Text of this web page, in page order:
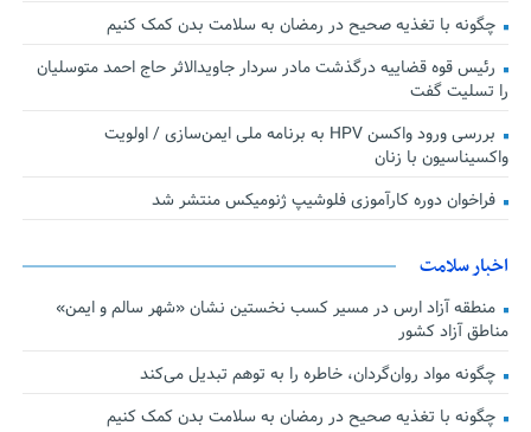
چگونه با تغذیه صحیح در رمضان به سلامت بدن کمک کنیم
رئیس قوه قضاییه درگذشت مادر سردار جاویدالاثر حاج احمد متوسلیان
را تسلیت گفت
بررسی ورود واکسن HPV به برنامه ملی ایمن‌سازی / اولویت
واکسیناسیون با زنان
فراخوان دوره کارآموزی فلوشیپ ژنومیکس منتشر شد
اخبار سلامت
منطقه آزاد ارس در مسیر کسب نخستین نشان «شهر سالم و ایمن»
مناطق آزاد کشور
چگونه مواد روان‌گردان، خاطره را به توهم تبدیل می‌کند
چگونه با تغذیه صحیح در رمضان به سلامت بدن کمک کنیم